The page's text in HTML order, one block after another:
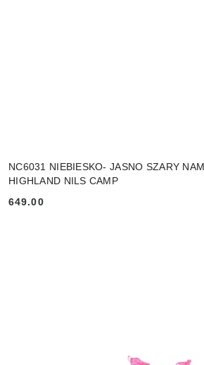
NC6031 NIEBIESKO- JASNO SZARY
HIGHLAND NILS CAMP
Cena:
649.00